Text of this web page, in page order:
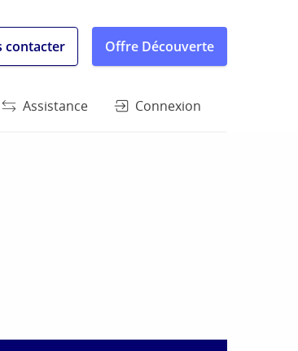
contacter Offre Découverte
Assistance Connexion